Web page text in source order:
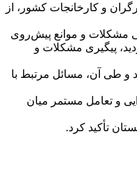
و کارخانجات کشور، از
مشکلات و موانع پیش‌روی
پیگیری مشکلات و
و طی آن، مسائل مرتبط با
و تعامل مستمر میان
تأکید کرد.